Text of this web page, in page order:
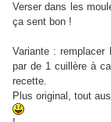
Verser dans les
ça sent bon !
Variante : remplacer
par de 1 cuillère à
recette.
Plus original, tout